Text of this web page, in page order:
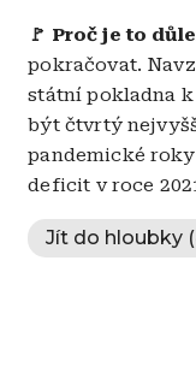
🚩 Proč je to
pokračovat.
státní pokladna
být čtvrtý
pandemické
deficit v roce
Jít do hloubky